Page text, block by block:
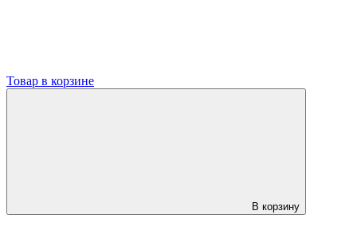
Товар в корзине
В корзину